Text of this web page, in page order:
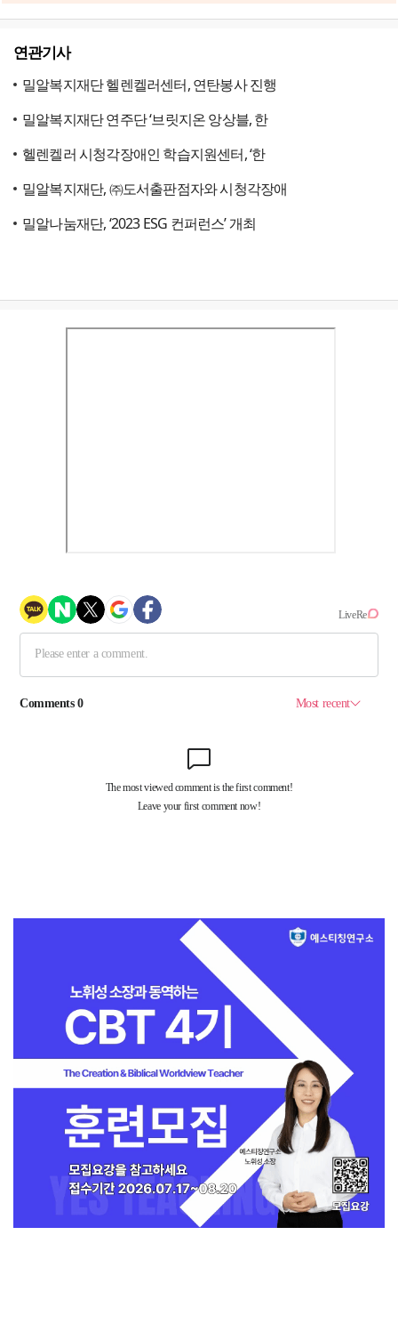
연관기사
밀알복지재단 헬렌켈러센터, 연탄봉사 진행
밀알복지재단 연주단 ‘브릿지온 앙상블, 한
헬렌켈러 시청각장애인 학습지원센터, ‘한
밀알복지재단, ㈜도서출판점자와 시청각장애
밀알나눔재단, ‘2023 ESG 컨퍼런스’ 개최